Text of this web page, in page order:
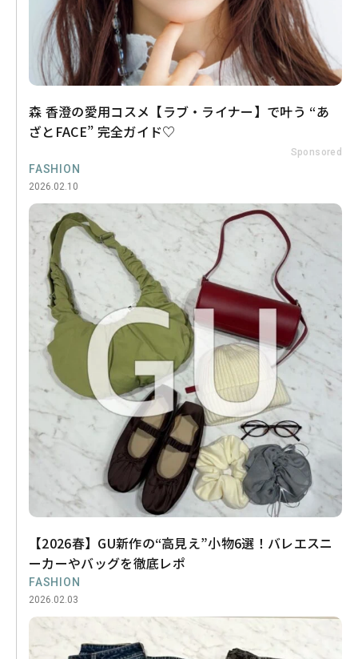
森 香澄の愛用コスメ【ラブ・ライナー】で叶う “あ
ざとFACE” 完全ガイド♡
Sponsored
FASHION
2026.02.10
【2026春】GU新作の“高見え”小物6選！バレエスニ
ーカーやバッグを徹底レポ
FASHION
2026.02.03